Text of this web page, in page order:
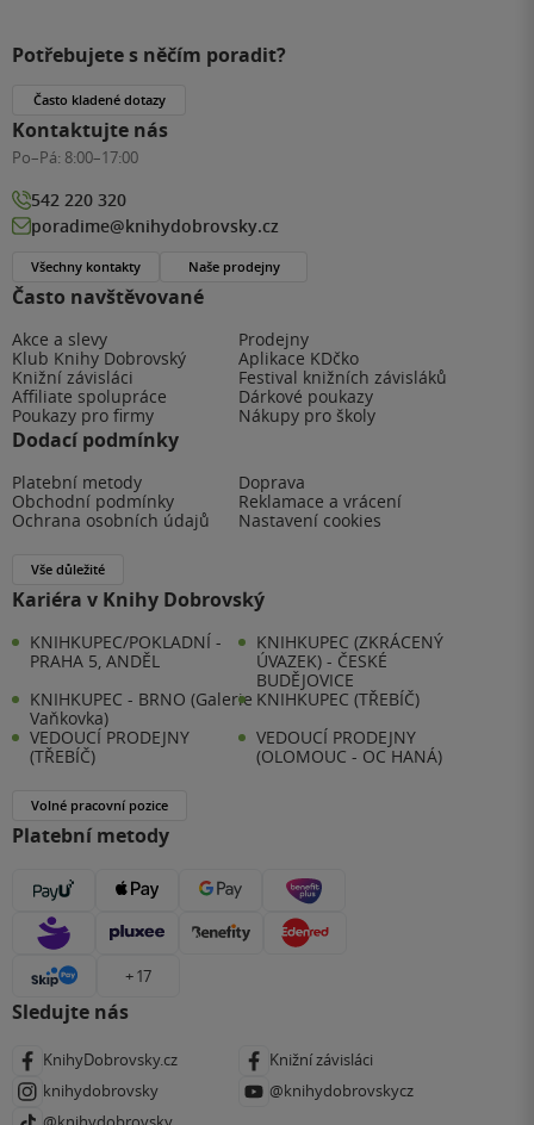
Často navštěvované
Akce a slevy
Prodejny
Klub Knihy Dobrovský
Aplikace KDčko
Knižní závisláci
Festival knižních závisláků
Affiliate spolupráce
Dárkové poukazy
Poukazy pro firmy
Nákupy pro školy
Dodací podmínky
Platební metody
Doprava
Obchodní podmínky
Reklamace a vrácení
Ochrana osobních údajů
Nastavení cookies
Vše důležité
Kariéra v Knihy Dobrovský
KNIHKUPEC/POKLADNÍ -
PRAHA 5, ANDĚL
KNIHKUPEC (ZKRÁCENÝ
ÚVAZEK) - ČESKÉ
BUDĚJOVICE
KNIHKUPEC - BRNO (Galerie
Vaňkovka)
KNIHKUPEC (TŘEBÍČ)
VEDOUCÍ PRODEJNY
(TŘEBÍČ)
VEDOUCÍ PRODEJNY
(OLOMOUC - OC HANÁ)
Volné pracovní pozice
Platební metody
+ 17
Sledujte nás
KnihyDobrovsky.cz
Knižní závisláci
knihydobrovsky
@knihydobrovskycz
Potřebujete s něčím poradit?
Často kladené dotazy
Kontaktujte nás
Po–Pá: 8:00–17:00
542 220 320
poradime@knihydobrovsky.cz
Všechny kontakty Naše prodejny